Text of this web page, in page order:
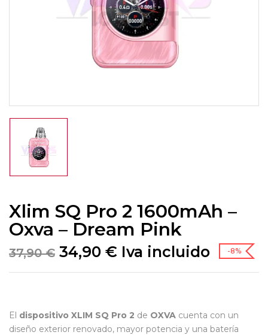
Xlim SQ Pro 2 1600mAh –
Oxva – Dream Pink
37,90€ 34,90 € Iva incluido -8%
El dispositivo XLIM SQ Pro 2 de OXVA cuenta con un
diseño exterior renovado, mayor potencia y una batería